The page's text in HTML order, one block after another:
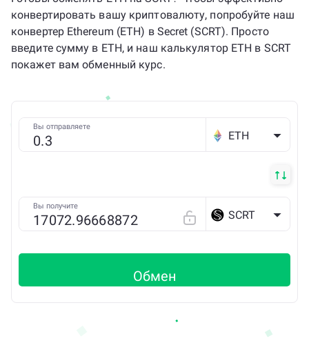
конвертировать вашу криптовалюту, попробуйте наш
конвертер Ethereum (ETH) в Secret (SCRT). Просто
введите сумму в ETH, и наш калькулятор ETH в SCRT
покажет вам обменный курс.
Вы отправляете
ETH
Вы получите
SCRT
Обмен